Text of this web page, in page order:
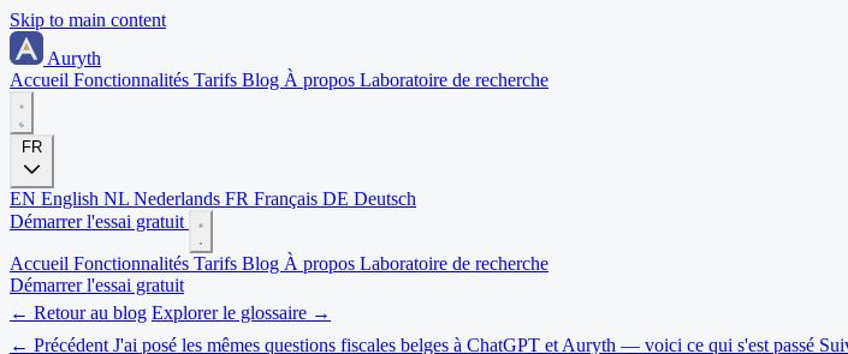
Skip to main content
Auryth
Accueil Fonctionnalités Tarifs Blog À propos Laboratoire de recherche
FR
EN English NL Nederlands FR Français DE Deutsch
Démarrer l'essai gratuit
Accueil Fonctionnalités Tarifs Blog À propos Laboratoire de recherche
Démarrer l'essai gratuit
← Retour au blog Explorer le glossaire →
← Précédent J'ai posé les mêmes questions fiscales belges à ChatGPT et Auryth — voici ce qui s'est passé